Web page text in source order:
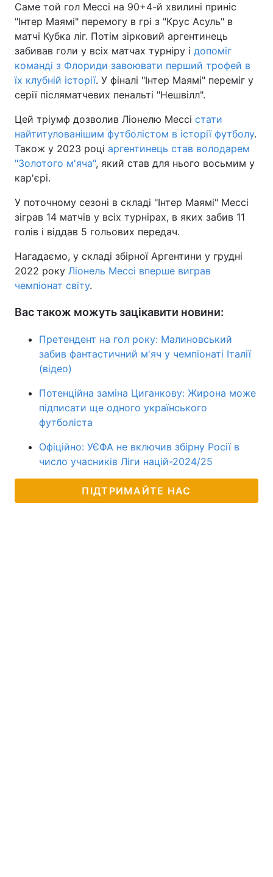
Тема оформлення
Саме той гол Мессі на 90+4-й хвилині приніс
"Інтер Маямі" перемогу в грі з "Крус Асуль" в
матчі Кубка ліг. Потім зірковий аргентинець
забивав голи у всіх матчах турніру і допоміг
команді з Флориди завоювати перший трофей в
їх клубній історії. У фіналі "Інтер Маямі" переміг у
серії післяматчевих пенальті "Нешвілл".
Цей тріумф дозволив Ліонелю Мессі стати
найтитулованішим футболістом в історії футболу.
Також у 2023 році аргентинець став володарем
"Золотого м'яча", який став для нього восьмим у
кар'єрі.
У поточному сезоні в складі "Інтер Маямі" Мессі
зіграв 14 матчів у всіх турнірах, в яких забив 11
голів і віддав 5 гольових передач.
Нагадаємо, у складі збірної Аргентини у грудні
2022 року Ліонель Мессі вперше виграв
чемпіонат світу.
Вас також можуть зацікавити новини:
Претендент на гол року: Малиновський
забив фантастичний м'яч у чемпіонаті Італії
(відео)
Потенційна заміна Циганкову: Жирона може
підписати ще одного українського
футболіста
Офіційно: УЄФА не включив збірну Росії в
число учасників Ліги націй-2024/25
ПІДТРИМАЙТЕ НАС